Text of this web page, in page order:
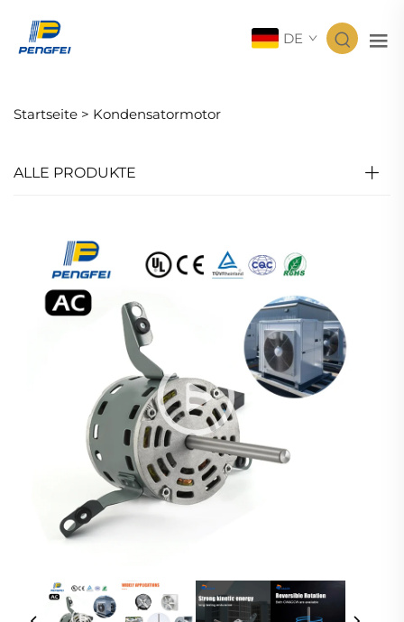
DE
Startseite > Kondensatormotor
ALLE PRODUKTE